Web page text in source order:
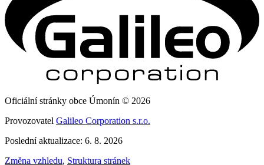
Oficiální stránky obce Úmonín © 2026
Provozovatel Galileo Corporation s.r.o.
Poslední aktualizace: 6. 8. 2026
Změna vzhledu, Struktura stránek